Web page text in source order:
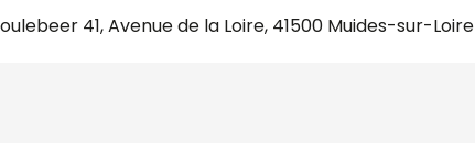
41, Avenue de la Loire, 41500 Muides-sur-Loire